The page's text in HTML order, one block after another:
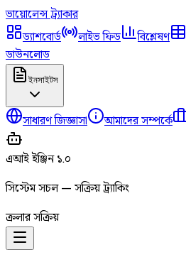
ভায়োলেন্সট্র্যাকার
ড্যাশবোর্ড
লাইভ ফিড বিশ্লেষণ
ডাউনলোড
ইনসাইটস
সাধারণ জিজ্ঞাসা আমাদের সম্পর্কে
এআই ইঞ্জিন ১.০
সিস্টেম সচল — সক্রিয় ট্র্যাকিং
ক্রলার সক্রিয়